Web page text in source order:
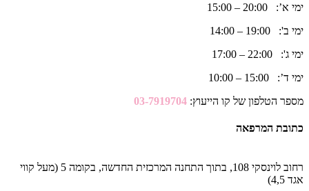
ימי א’: 20:00 – 15:00
ימי ב': 19:00 – 14:00
ימי ג': 22:00 – 17:00
ימי ד’: 15:00 – 10:00
מספר הטלפון של קו הייעוץ: 03-7919704
כתובת המרפאה
רחוב לוינסקי 108, בתוך התחנה המרכזית החדשה, בקומה 5 (מעל קווי
אגד 4,5)